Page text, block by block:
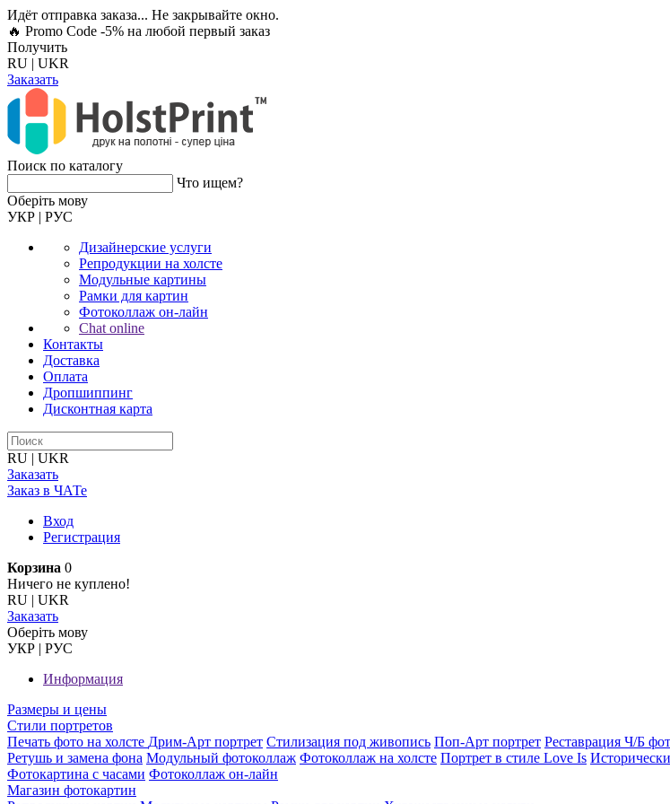
Идёт отправка заказа... Не закрывайте окно.
🔥 Promo Code -5% на любой первый заказ
Получить
RU | UKR
Заказать
Поиск по каталогу
Что ищем?
Оберiть мову
УКР | РУС
Дизайнерские услуги
Репродукции на холсте
Модульные картины
Рамки для картин
Фотоколлаж он-лайн
Chat online
Контакты
Доставка
Оплата
Дропшиппинг
Дисконтная карта
RU | UKR
Заказать
Заказ в ЧАТе
Вход
Регистрация
Корзина 0
Ничего не куплено!
RU | UKR
Заказать
Оберiть мову
УКР | РУС
Информация
Размеры и цены
Стили портретов
Печать фото на холсте Дрим-Арт портрет Стилизация под живопись Поп-Арт портрет Реставрация Ч/Б
Ретушь и замена фона Модульный фотоколлаж Фотоколлаж на холсте Портрет в стиле Love Is
Фотокартина с часами Фотоколлаж он-лайн
Магазин фотокартин